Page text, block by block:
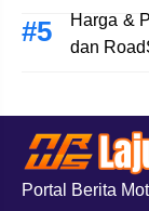
Harga &
dan
Portal Berita